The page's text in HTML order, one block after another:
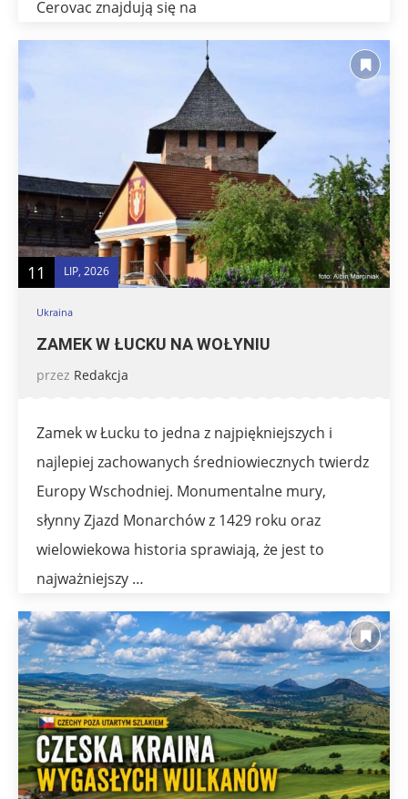
Cerovac znajdują się na
11 LIP, 2026
Ukraina
ZAMEK W ŁUCKU NA WOŁYNIU
przez Redakcja
Zamek w Łucku to jedna z najpiękniejszych i
najlepiej zachowanych średniowiecznych twierdz
Europy Wschodniej. Monumentalne mury,
słynny Zjazd Monarchów z 1429 roku oraz
wielowiekowa historia sprawiają, że jest to
najważniejszy …